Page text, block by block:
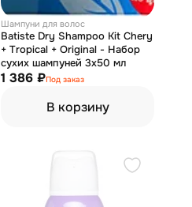
Шампуни для волос
Batiste Dry Shampoo Kit Chery
+ Tropical + Original - Набор
сухих шампуней 3x50 мл
1 386 ₽Под заказ
В корзину